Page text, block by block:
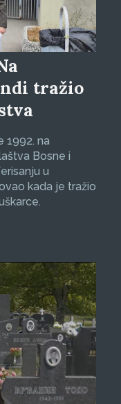
tražio
1992. na
Bosne i
u
kada je tražio